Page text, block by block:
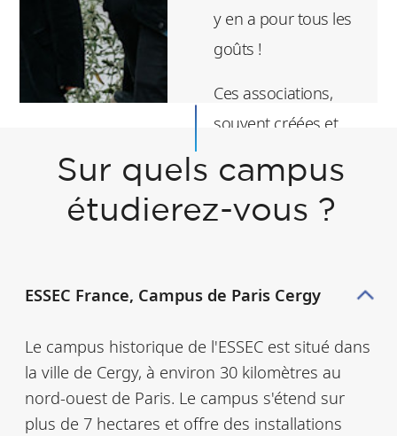
y en a pour tous les
goûts !
Ces associations,
souvent créées et
étudiants eux-
mêmes, ont pour
promouvoir les
développer les
compétences
professionnelles des
Sur quels campus
étudierez-vous ?
ESSEC France, Campus de Paris Cergy
Le campus historique de l'ESSEC est situé dans
la ville de Cergy, à environ 30 kilomètres au
nord-ouest de Paris. Le campus s'étend sur
plus de 7 hectares et offre des installations